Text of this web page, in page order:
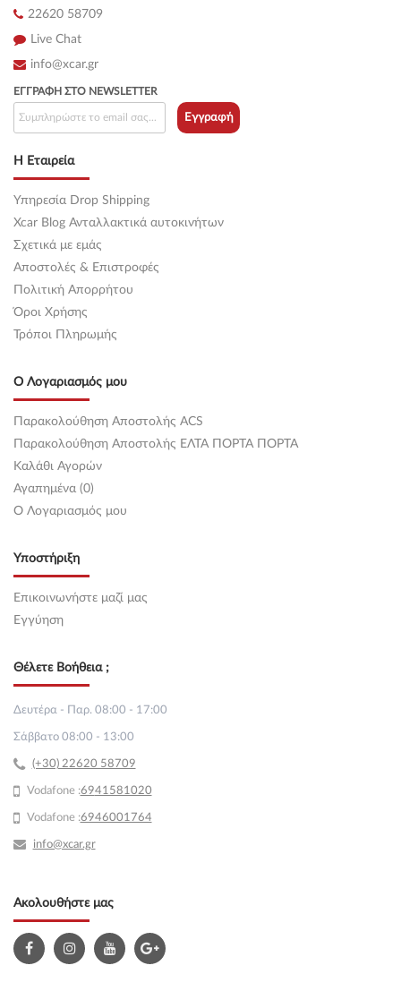
22620 58709
Live Chat
info@xcar.gr
Η Εταιρεία
Υπηρεσία Drop Shipping
Xcar Blog Ανταλλακτικά αυτοκινήτων
Σχετικά με εμάς
Αποστολές & Επιστροφές
Πολιτική Απορρήτου
Όροι Χρήσης
Τρόποι Πληρωμής
Ο Λογαριασμός μου
Παρακολούθηση Αποστολής ACS
Παρακολούθηση Αποστολής ΕΛΤΑ ΠΟΡΤΑ ΠΟΡΤΑ
Καλάθι Αγορών
Αγαπημένα (0)
O Λογαριασμός μου
Υποστήριξη
Επικοινωνήστε μαζί μας
Εγγύηση
ΕΓΓΡΑΦΉ ΣΤΟ NEWSLETTER
Εγγραφή
Θέλετε Βοήθεια ;
Δευτέρα - Παρ. 08:00 - 17:00
Σάββατο 08:00 - 13:00
(+30) 22620 58709
Vodafone :6941581020
Vodafone :6946001764
info@xcar.gr
Ακολουθήστε μας